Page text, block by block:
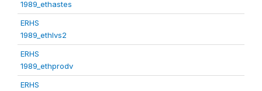
1989_ethastes
ERHS
1989_ethlvs2
ERHS
1989_ethprodv
ERHS